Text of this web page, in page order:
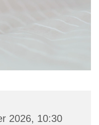
2026, 10:30